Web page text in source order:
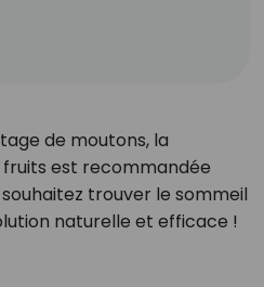
de moutons, la
est recommandée
trouver le sommeil
naturelle et efficace !